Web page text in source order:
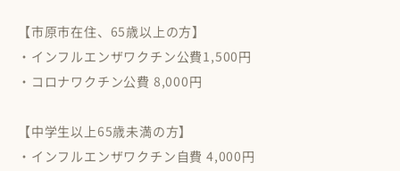
健康診断
【市原市在住、65歳以上の方】
・インフルエンザワクチン公費1,500円
・コロナワクチン公費 8,000円
【中学生以上65歳未満の方】
・インフルエンザワクチン自費 4,000円